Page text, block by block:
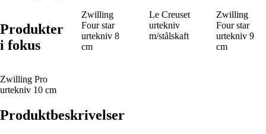
Produkter
i fokus
Zwilling
Four star
urtekniv 8
cm
Le Creuset
urtekniv
m/stålskaft
Zwilling
Four star
urtekniv 9
cm
Zwilling Pro
urtekniv 10 cm
Produktbeskrivelser